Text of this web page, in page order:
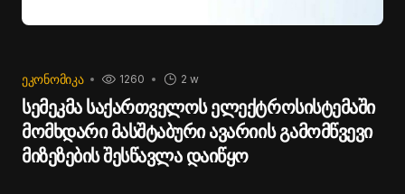
ᲔᲙᲝᲜᲝᲛᲘᲙᲐ 2 w
1260
სემეკმა საქართველოს ელექტროსისტემაში
მომხდარი მასშტაბური ავარიის გამომწვევი
მიზეზების შესწავლა დაიწყო